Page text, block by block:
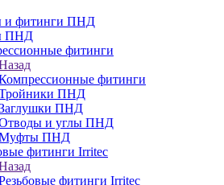
и фитинги ПНД
ПНД
фитинги
фитинги
ПНД
ПНД
и углы ПНД
ПНД
фитинги Irritec
фитинги Irritec